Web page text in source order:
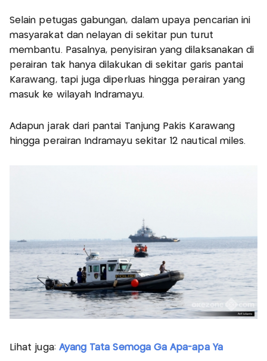
Selain petugas gabungan, dalam upaya pencarian ini
masyarakat dan nelayan di sekitar pun turut
membantu. Pasalnya, penyisiran yang dilaksanakan di
perairan tak hanya dilakukan di sekitar garis pantai
Karawang, tapi juga diperluas hingga perairan yang
masuk ke wilayah Indramayu.
Adapun jarak dari pantai Tanjung Pakis Karawang
hingga perairan Indramayu sekitar 12 nautical miles.
Lihat juga: Ayang Tata Semoga Ga Apa-apa Ya